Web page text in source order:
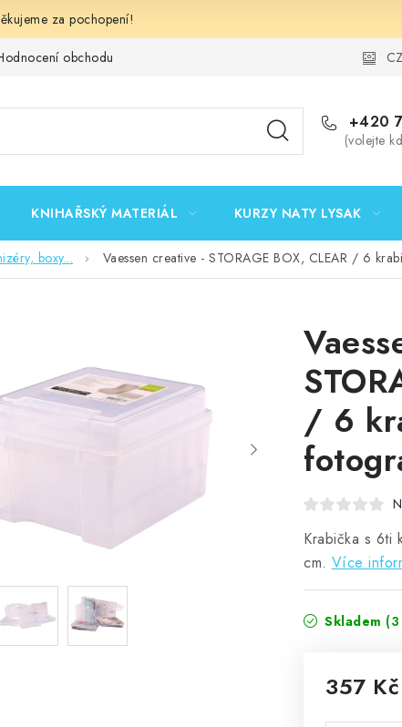
za pochopení!
obchodu Podmínky
+420
(volejte
KNIHAŘSKÝ MATERIÁL KURZY NATY LYSAK
boxy... Vaessen creative - STORAGE BOX, CLEAR / 6
/ 6
Krabička s 6ti
cm. Více
Skladem
357 Kč